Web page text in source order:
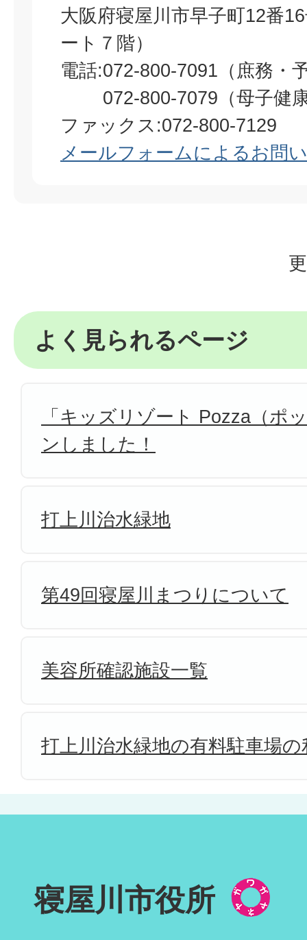
大阪府寝屋川市早子町12番
ート７階）
電話:072-800-7091（庶務・
072-800-7079（母子健
ファックス:072-800-7129
メールフォームによるお問
よく見られるページ
「キッズリゾート Pozza（ポ
ンしました！
打上川治水緑地
第49回寝屋川まつりについて
美容所確認施設一覧
打上川治水緑地の有料駐車場
寝屋川市役所